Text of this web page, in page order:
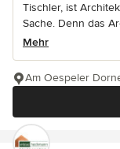
Tischler, ist
Sache. Denn das
Mehr
Am Oespeler